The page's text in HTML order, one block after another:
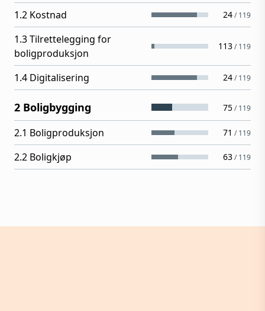
1.2 Kostnad 24/119
1.3 Tilrettelegging for
boligproduksjon
113/119
1.4 Digitalisering 24/119
2 Boligbygging 75/119
2.1 Boligproduksjon 71 /119
2.2 Boligkjøp 63/119